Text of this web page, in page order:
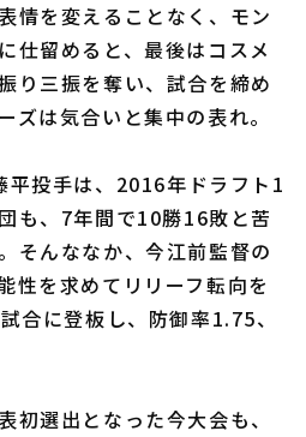
情を変えることなく、モン
仕留めると、最後はコスメ
り三振を奪い、試合を締め
ズは気合いと集中の表れ。
投手は、2016年ドラフト1
も、7年間で10勝16敗と苦
そんななか、今江前監督の
性を求めてリリーフ転向を
合に登板し、防御率1.75、
選出となった今大会も、